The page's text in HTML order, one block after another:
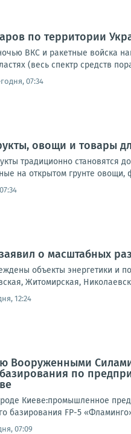
по территории
ВКС и ракетные войска
(весь спектр средств
07:34
овощи и товары
традиционно становятся
на открытом грунте овощи,
о масштабных
объекты энергетики и
Житомирская,
12:24
Вооруженными
по
Киеве:промышленное
базирования FP-5
07:09